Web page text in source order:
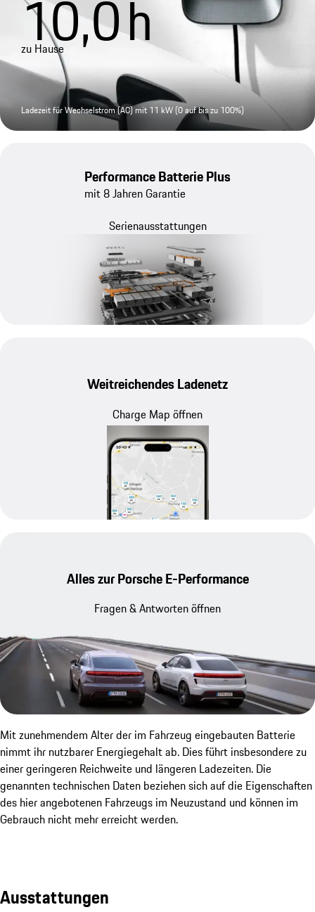
10,0h
zu Hause
Ladezeit für Wechselstrom (AC) mit 11 kW (0 auf bis zu 100%)
Performance Batterie Plus
mit 8 Jahren Garantie
Se­ri­en­aus­stat­tungen
Weitreichendes Ladenetz
Charge Map öffnen
Alles zur Porsche E-Performance
Fragen & Antworten öffnen
Mit zunehmendem Alter der im Fahrzeug eingebauten Batterie
nimmt ihr nutzbarer Energiegehalt ab. Dies führt insbesondere zu
einer geringeren Reichweite und längeren Ladezeiten. Die
genannten technischen Daten beziehen sich auf die Eigenschaften
des hier angebotenen Fahrzeugs im Neuzustand und können im
Gebrauch nicht mehr erreicht werden.
Ausstattungen